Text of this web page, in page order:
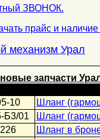
ЗВОНОК.
прайс и
механизм Урал
запчасти
10
Шланг
Б3/01
Шланг
Шланг в